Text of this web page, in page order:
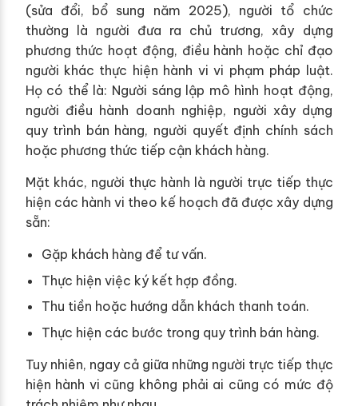
(sửa đổi, bổ sung năm 2025), người tổ chức
thường là người đưa ra chủ trương, xây dựng
phương thức hoạt động, điều hành hoặc chỉ đạo
người khác thực hiện hành vi vi phạm pháp luật.
Họ có thể là: Người sáng lập mô hình hoạt động,
người điều hành doanh nghiệp, người xây dựng
quy trình bán hàng, người quyết định chính sách
hoặc phương thức tiếp cận khách hàng.
Mặt khác, người thực hành là người trực tiếp thực
hiện các hành vi theo kế hoạch đã được xây dựng
sẵn:
Gặp khách hàng để tư vấn.
Thực hiện việc ký kết hợp đồng.
Thu tiền hoặc hướng dẫn khách thanh toán.
Thực hiện các bước trong quy trình bán hàng.
Tuy nhiên, ngay cả giữa những người trực tiếp thực
hiện hành vi cũng không phải ai cũng có mức độ